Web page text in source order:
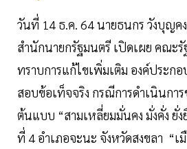
วันที่ 14 ธ.ค. 64 นายธนกร วังบุญค
สำนักนายกรัฐมนตรี เปิดเผย คณะ
ทราบการแก้ไขเพิ่มเติม องค์ประก
สอบข้อเท็จจริง กรณีการดำเนินการ
ต้นแบบ “สามเหลี่ยมมั่นคง มั่งคั่ง ยั่
ที่ 4 อำเภอจะนะ จังหวัดสงขลา “เ